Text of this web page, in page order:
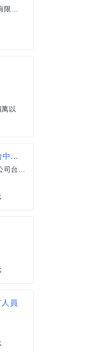
Yamazaki_台灣山崎股份有限公司
以
客服專員(World Gym台中崇德店)
香港商世界健身事業有限公司台灣分公司
員